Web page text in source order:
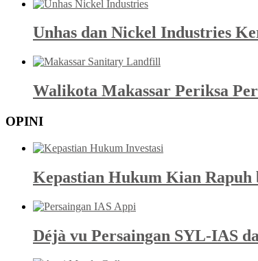
Unhas dan Nickel Industries
Walikota Makassar Periksa
OPINI
Kepastian Hukum Kian Rapuh
Déjà vu Persaingan SYL-IAS